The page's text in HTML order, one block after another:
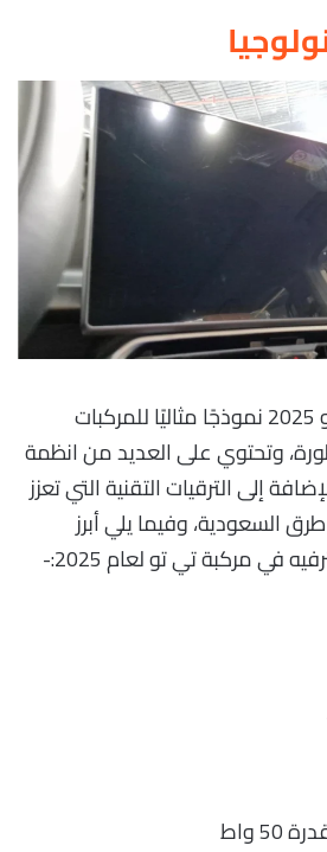
تمثل سيارة جيتور تي تو 2025 نموذجًا مثاليًا للمركبات
وتحتوي على العديد من انظمة
إلى الترقيات التقنية التي تعزز
السعودية، وفيما يلي أبرز
في مركبة تي تو لعام 2025:-
واط